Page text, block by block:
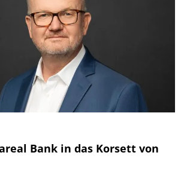
Bank in das Korsett von